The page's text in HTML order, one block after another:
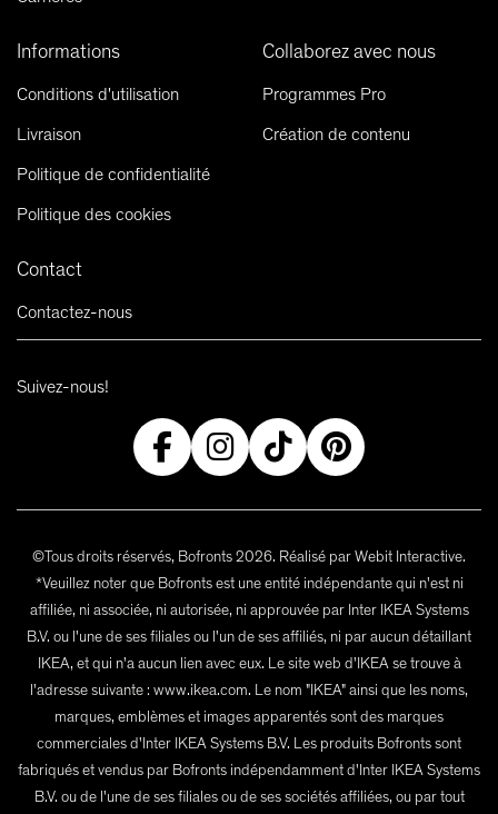
Informations
Conditions d'utilisation
Livraison
Politique de confidentialité
Politique des cookies
Collaborez avec nous
Programmes Pro
Création de contenu
Contact
Contactez-nous
Suivez-nous!
©Tous droits réservés, Bofronts 2026. Réalisé par Webit Interactive.
*Veuillez noter que Bofronts est une entité indépendante qui n'est ni
affiliée, ni associée, ni autorisée, ni approuvée par Inter IKEA Systems
B.V. ou l'une de ses filiales ou l'un de ses affiliés, ni par aucun détaillant
IKEA, et qui n'a aucun lien avec eux. Le site web d'IKEA se trouve à
l'adresse suivante : www.ikea.com. Le nom "IKEA" ainsi que les noms,
marques, emblèmes et images apparentés sont des marques
commerciales d'Inter IKEA Systems B.V. Les produits Bofronts sont
fabriqués et vendus par Bofronts indépendamment d'Inter IKEA Systems
B.V. ou de l'une de ses filiales ou de ses sociétés affiliées, ou par tout